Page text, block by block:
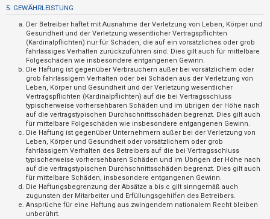
e
m
5. GEWÄHRLEISTUNG
Der Betreiber haftet mit Ausnahme der Verletzung von Leben, Körper und
Gesundheit und der Verletzung wesentlicher Vertragspflichten
(Kardinalpflichten) nur für Schäden, die auf ein vorsätzliches oder grob
fahrlässiges Verhalten zurückzuführen sind. Dies gilt auch für mittelbare
Folgeschäden wie insbesondere entgangenen Gewinn.
Die Haftung ist gegenüber Verbrauchern außer bei vorsätzlichem oder
grob fahrlässigem Verhalten oder bei Schäden aus der Verletzung von
Leben, Körper und Gesundheit und der Verletzung wesentlicher
Vertragspflichten (Kardinalpflichten) auf die bei Vertragsschluss
typischerweise vorhersehbaren Schäden und im übrigen der Höhe nach
auf die vertragstypischen Durchschnittsschäden begrenzt. Dies gilt auch
für mittelbare Folgeschäden wie insbesondere entgangenen Gewinn.
Die Haftung ist gegenüber Unternehmern außer bei der Verletzung von
Leben, Körper und Gesundheit oder vorsätzlichem oder grob
fahrlässigem Verhalten des Betreibers auf die bei Vertragsschluss
typischerweise vorhersehbaren Schäden und im Übrigen der Höhe nach
auf die vertragstypischen Durchschnittsschäden begrenzt. Dies gilt auch
für mittelbare Schäden, insbesondere entgangenen Gewinn.
Die Haftungsbegrenzung der Absätze a bis c gilt sinngemäß auch
zugunsten der Mitarbeiter und Erfüllungsgehilfen des Betreibers.
Ansprüche für eine Haftung aus zwingendem nationalem Recht bleiben
unberührt.